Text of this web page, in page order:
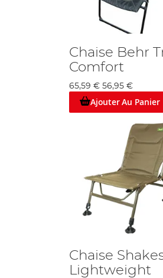
Chaise Behr
Comfort
65,59 € 56,95 €
Ajouter Au Panier
Chaise
Lightweight